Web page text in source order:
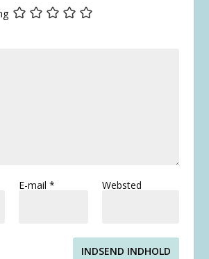
E-mail * Websted
INDSEND INDHOLD